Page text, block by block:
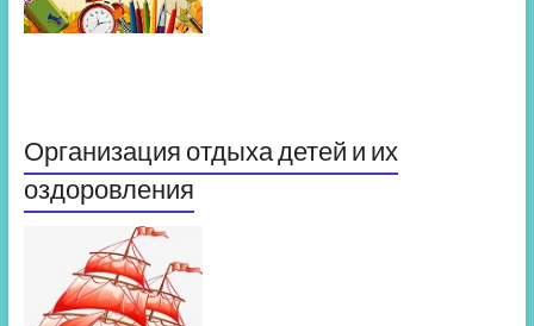
Организация отдыха детей и их
оздоровления